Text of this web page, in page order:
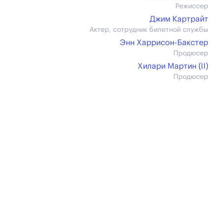
Режиссер
Джим Картрайт
Актер, сотрудник билетной службы
Энн Харрисон-Бакстер
Продюсер
Хилари Мартин (II)
Продюсер